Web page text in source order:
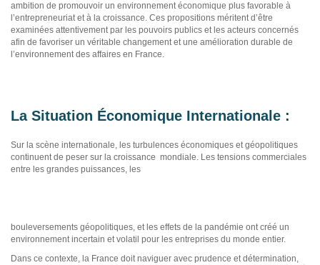
ambition de promouvoir un environnement économique plus favorable à
l’entrepreneuriat et à la croissance. Ces propositions méritent d’être
examinées attentivement par les pouvoirs publics et les acteurs concernés
afin de favoriser un véritable changement et une amélioration durable de
l’environnement des affaires en France.
La Situation Économique Internationale :
Sur la scène internationale, les turbulences économiques et géopolitiques
continuent de peser sur la croissance mondiale. Les tensions commerciales
entre les grandes puissances, les
bouleversements géopolitiques, et les effets de la pandémie ont créé un
environnement incertain et volatil pour les entreprises du monde entier.
Dans ce contexte, la France doit naviguer avec prudence et détermination,